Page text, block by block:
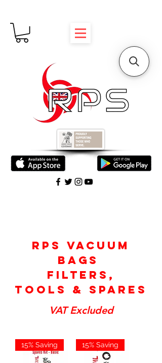
RPS Vacuum
Bags
Filters,
tools & Spares
VAT Excluded
15% Saving 15% Saving